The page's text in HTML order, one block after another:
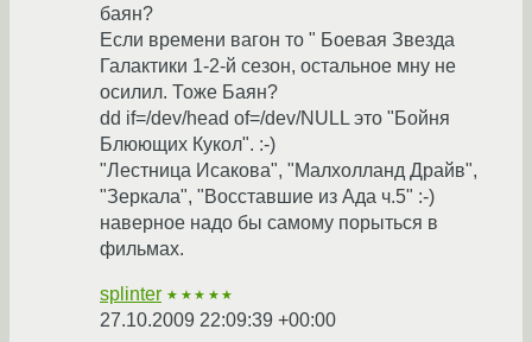
баян?
Если времени вагон то " Боевая Звезда
Галактики 1-2-й сезон, остальное мну не
осилил. Тоже Баян?
dd if=/dev/head of=/dev/NULL это "Бойня
Блюющих Кукол". :-)
"Лестница Исакова", "Малхолланд Драйв",
"Зеркала", "Восставшие из Ада ч.5" :-)
наверное надо бы самому порыться в
фильмах.
splinter ★★★★★
27.10.2009 22:09:39 +00:00